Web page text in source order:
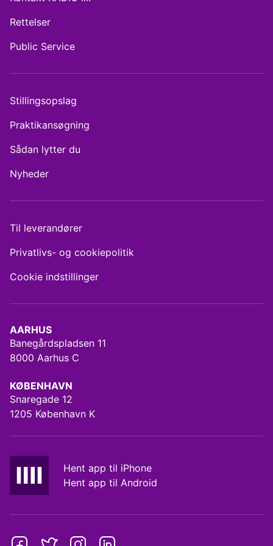
AARHUS
Banegårdspladsen 11
8000 Aarhus C
KØBENHAVN
Snaregade 12
1205 København K
Hent app til iPhone
Hent app til Android
Rettelser
Public Service
Stillingsopslag
Praktikansøgning
Sådan lytter du
Nyheder
Til leverandører
Privatlivs- og cookiepolitik
Cookie indstillinger